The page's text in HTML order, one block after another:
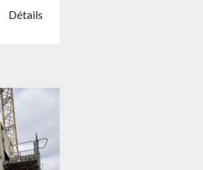
Détails